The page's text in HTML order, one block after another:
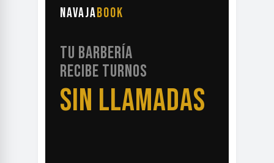
NAVAJABOOK
TU BARBERÍA
RECIBE TURNOS
SIN LLAMADAS